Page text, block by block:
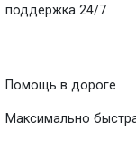
поддержка 24/7
Помощь в дороге
Максимально